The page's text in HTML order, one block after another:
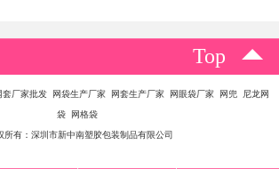
Top
套厂家批发 网袋生产厂家 网套生产厂家 网眼袋厂家 网兜 尼龙网
袋 网格袋
所有：深圳市新中南塑胶包装制品有限公司